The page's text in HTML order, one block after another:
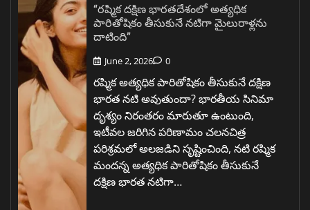
“రష్మిక దక్షిణ భారతదేశంలో అత్యధిక
పారితోషికం తీసుకునే నటిగా మైలురాళ్లను
దాటింది”
June 2, 2026 0
రష్మిక అత్యధిక పారితోషికం తీసుకునే దక్షిణ
భారత నటి అవుతుందా? భారతీయ సినిమా
దృశ్యం నిరంతరం మారుతూ ఉంటుంది,
ఇటీవల జరిగిన పరిణామం చలనచిత్ర
పరిశ్రమలో అలజడిని సృష్టించింది, నటి రష్మిక
మందన్న అత్యధిక పారితోషికం తీసుకునే
దక్షిణ భారత నటిగా…